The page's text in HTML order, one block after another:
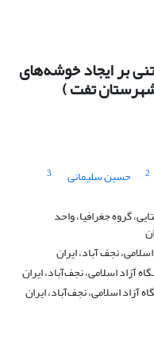
بر ایجاد خوشه‌های
تفت )
2 حسین سلیمانی 3
گروه جغرافیا، واحد
نجف آباد، ایران
آزاد اسلامی، نجف‌آباد، ایران
آزاد اسلامی، نجف‌آباد، ایران